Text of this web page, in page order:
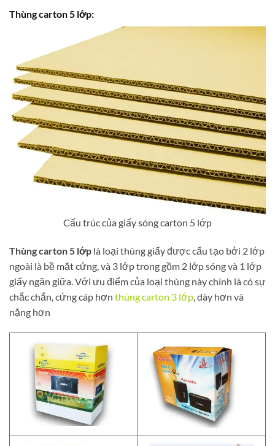
Thùng carton 5 lớp:
Cấu trúc của giấy sóng carton 5 lớp
Thùng carton 5 lớp là loại thùng giấy được cấu tạo bởi 2 lớp
ngoài là bề mặt cứng, và 3 lớp trong gồm 2 lớp sóng và 1 lớp
giấy ngăn giữa. Với ưu điểm của loại thùng này chính là có sự
chắc chắn, cứng cáp hơn thùng carton 3 lớp, dày hơn và
nặng hơn